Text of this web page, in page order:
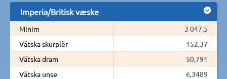
Imperia/Britisk væske
Minim
3 047,5
Vätska skurplër
152,37
Vätska dram
50,791
Vätska unse
6,3489